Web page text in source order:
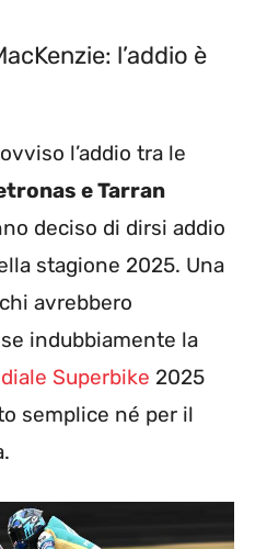
l’addio è
l’addio tra le
e Tarran
deciso di dirsi addio
stagione 2025. Una
avrebbero
indubbiamente la
Superbike 2025
semplice né per il